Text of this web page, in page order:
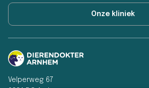
Onze kliniek
Velperweg 67